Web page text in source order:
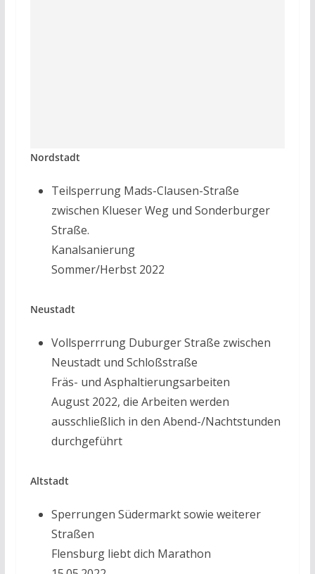
Nordstadt
Teilsperrung Mads-Clausen-Straße
zwischen Klueser Weg und Sonderburger
Straße.
Kanalsanierung
Sommer/Herbst 2022
Neustadt
Vollsperrrung Duburger Straße zwischen
Neustadt und Schloßstraße
Fräs- und Asphaltierungsarbeiten
August 2022, die Arbeiten werden
ausschließlich in den Abend-/Nachtstunden
durchgeführt
Altstadt
Sperrungen Südermarkt sowie weiterer
Straßen
Flensburg liebt dich Marathon